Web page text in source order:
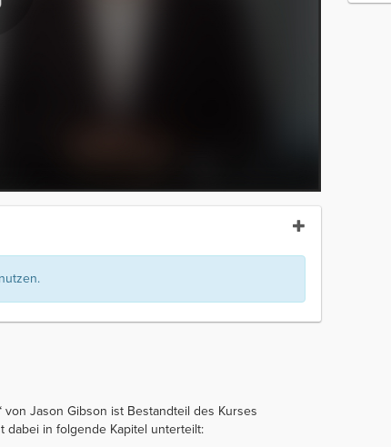
von Jason Gibson ist Bestandteil des Kurses
dabei in folgende Kapitel unterteilt: